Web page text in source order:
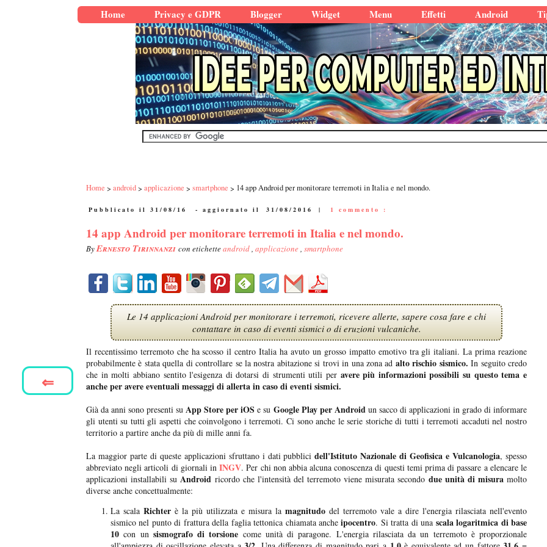
Home Privacy e GDPR Blogger Widget Menu Effetti Android
Home android applicazione smartphone 14 app Android per monitorare terremoti in Italia e nel mondo.
Pubblicato il 31/08/16 - aggiornato il 31/08/2016 | 1 commento :
14 app Android per monitorare terremoti in Italia e nel mondo.
ByErnesto Tirinnanzi con etichetteandroid, applicazione, smartphone
Le 14 applicazioni Android per monitorare i terremoti, ricevere allerte, sapere cosa fare e chi
contattare in caso di eventi sismici o di eruzioni vulcaniche.
Il recentissimo terremoto che ha scosso il centro Italia ha avuto un grosso impatto emotivo tra gli italiani. La prima reazione
probabilmente è stata quella di controllare se la nostra abitazione si trovi in una zona ad alto rischio sismico. In seguito credo
che in molti abbiano sentito l'esigenza di dotarsi di strumenti utili per avere più informazioni possibili su questo tema e
anche per avere eventuali messaggi di allerta in caso di eventi sismici.
Già da anni sono presenti suApp Store per iOS e su Google Play per Androidun sacco di applicazioni in grado di informare
gli utenti su tutti gli aspetti che coinvolgono i terremoti. Ci sono anche le serie storiche di tutti i terremoti accaduti nel nostro
territorio a partire anche da più di mille anni fa.
La maggior parte di queste applicazioni sfruttano i dati pubblicidell'Istituto Nazionale di Geofisica e Vulcanologia, spesso
abbreviato negli articoli di giornali inINGV. Per chi non abbia alcuna conoscenza di questi temi prima di passare a elencare le
applicazioni installabili suAndroid ricordo che l'intensità del terremoto viene misurata secondo due unità di misuramolto
diverse anche concettualmente:
La scala Richter è la più utilizzata e misura la magnitudo del terremoto vale a dire l'energia rilasciata nell'evento
sismico nel punto di frattura della faglia tettonica chiamata ancheipocentro. Si tratta di una scala logaritmica di base
10 con un sismografo di torsione come unità di paragone. L'energia rilasciata da un terremoto è proporzionale
⇐